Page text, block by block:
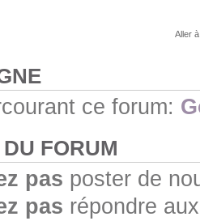
Aller
ce forum:
FORUM
pas poster de
pas répondre